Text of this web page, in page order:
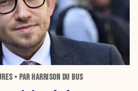
• PAR HARRISON DU BUS